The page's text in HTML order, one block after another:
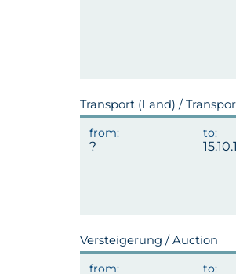
Transport (Land) /
Versteigerung / Auction